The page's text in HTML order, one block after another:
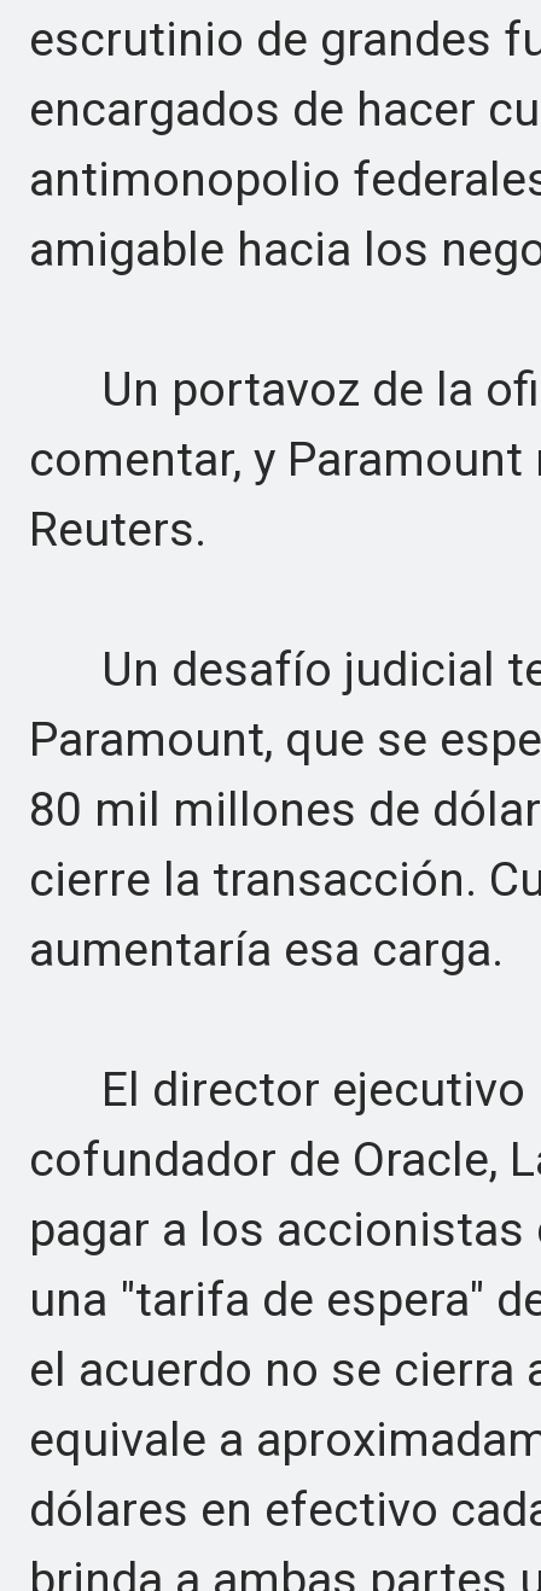
escrutinio de grandes
encargados de hacer
antimonopolio
amigable hacia los
Un portavoz de la
comentar, y
Reuters.
Un desafío judicial
Paramount, que se
80 mil millones de
cierre la transacción.
aumentaría esa carga.
El director ejecutivo
cofundador de Oracle,
pagar a los accionistas
una "tarifa de espera"
el acuerdo no se cierra
equivale a
dólares en efectivo